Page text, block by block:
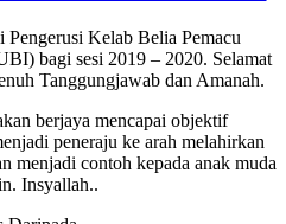
Pengerusi Kelab Belia Pemacu
bagi sesi 2019 – 2020. Selamat
Tanggungjawab dan Amanah.
berjaya mencapai objektif
peneraju ke arah melahirkan
menjadi contoh kepada anak muda
Insyallah..